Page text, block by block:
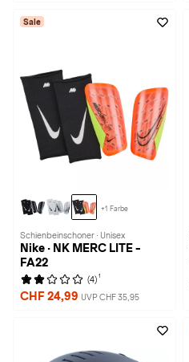
Sale
+1 Farbe
Schienbeinschoner · Unisex
Nike · NK MERC LITE -
FA22
(4) 1
CHF 24,99 UVP CHF 35,95